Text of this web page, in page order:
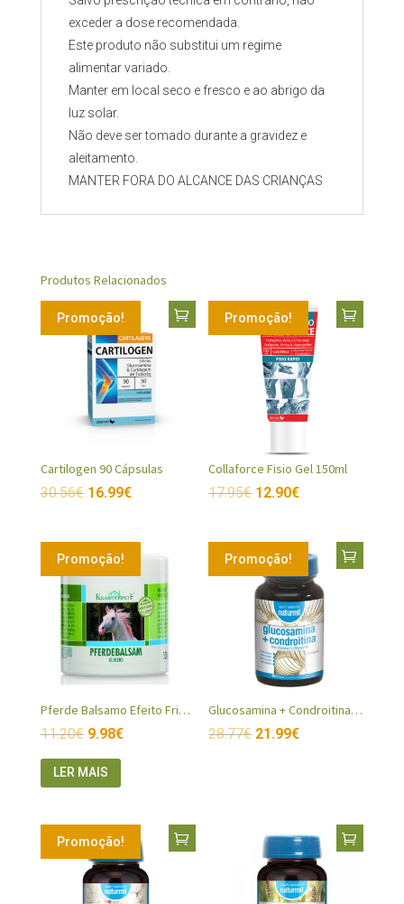
exceder a dose recomendada.
Este produto não substitui um regime
alimentar variado.
Manter em local seco e fresco e ao abrigo da
luz solar.
Não deve ser tomado durante a gravidez e
aleitamento.
MANTER FORA DO ALCANCE DAS CRIANÇAS
Produtos Relacionados
Promoção!
Cartilogen 90 Cápsulas
30.56€ 16.99€
Promoção!
Collaforce Fisio Gel 150ml
17.95€ 12.90€
Promoção!
Pferde Balsamo Efeito Frio (Balsamo cavalo)
11.20€ 9.98€
LER MAIS
Promoção!
Glucosamina + Condroitina cápsulas
28.77€ 21.99€
Promoção!